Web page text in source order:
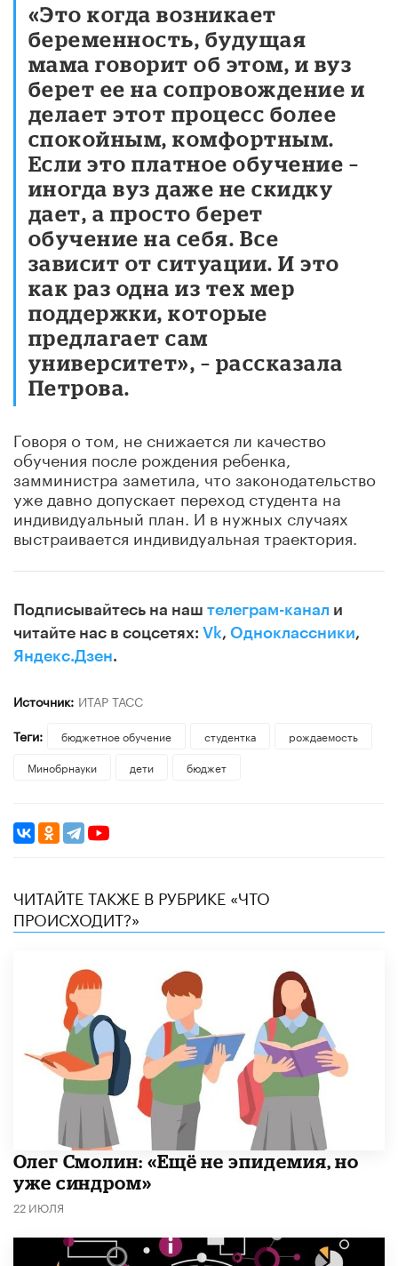
«Это когда возникает
беременность, будущая
мама говорит об этом, и вуз
берет ее на сопровождение и
делает этот процесс более
спокойным, комфортным.
Если это платное обучение –
иногда вуз даже не скидку
дает, а просто берет
обучение на себя. Все
зависит от ситуации. И это
как раз одна из тех мер
поддержки, которые
предлагает сам
университет», – рассказала
Петрова.
Говоря о том, не снижается ли качество
обучения после рождения ребенка,
замминистра заметила, что законодательство
уже давно допускает переход студента на
индивидуальный план. И в нужных случаях
выстраивается индивидуальная траектория.
Подписывайтесь на наш телеграм-канал и
читайте нас в соцсетях: Vk, Одноклассники,
Яндекс.Дзен.
Источник: ИТАР ТАСС
Теги:
бюджетное обучение студентка
рождаемость
Минобрнауки
дети бюджет
ЧИТАЙТЕ ТАКЖЕ В РУБРИКЕ «ЧТО
ПРОИСХОДИТ?»
​Олег Смолин: «Ещё не эпидемия, но
уже синдром»
22 ИЮЛЯ